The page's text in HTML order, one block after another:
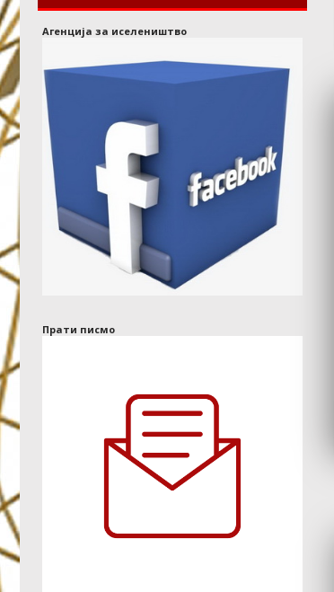
КАРПОШ 1
Во изминатиот период беше
направена уште една фитнес
ВАЖНОСТА НА
ПАСОШИТЕ
ПРОДОЛЖЕНА ДО КРАЈ
НА ГОДИНАВА:
Агенција за иселеништво
Прати писмо